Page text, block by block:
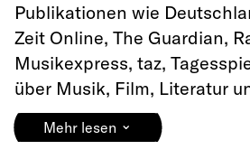
Publikationen wie
Zeit Online, The Guardian,
Musikexpress, taz,
über Musik, Film, Literatur
Mehr lesen ⌄